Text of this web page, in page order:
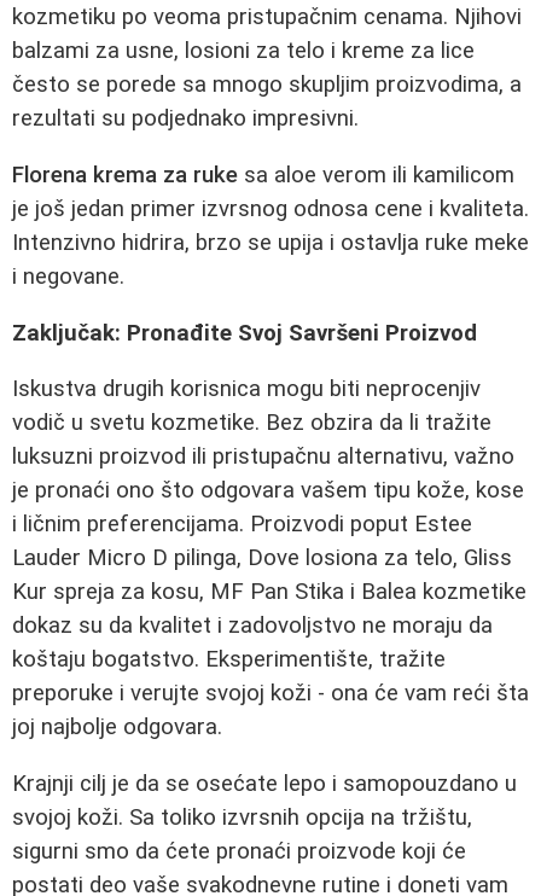
kozmetiku po veoma pristupačnim cenama. Njihovi
balzami za usne, losioni za telo i kreme za lice
često se porede sa mnogo skupljim proizvodima, a
rezultati su podjednako impresivni.
Florena krema za ruke sa aloe verom ili kamilicom
je još jedan primer izvrsnog odnosa cene i kvaliteta.
Intenzivno hidrira, brzo se upija i ostavlja ruke meke
i negovane.
Zaključak: Pronađite Svoj Savršeni Proizvod
Iskustva drugih korisnica mogu biti neprocenjiv
vodič u svetu kozmetike. Bez obzira da li tražite
luksuzni proizvod ili pristupačnu alternativu, važno
je pronaći ono što odgovara vašem tipu kože, kose
i ličnim preferencijama. Proizvodi poput Estee
Lauder Micro D pilinga, Dove losiona za telo, Gliss
Kur spreja za kosu, MF Pan Stika i Balea kozmetike
dokaz su da kvalitet i zadovoljstvo ne moraju da
koštaju bogatstvo. Eksperimentište, tražite
preporuke i verujte svojoj koži - ona će vam reći šta
joj najbolje odgovara.
Krajnji cilj je da se osećate lepo i samopouzdano u
svojoj koži. Sa toliko izvrsnih opcija na tržištu,
sigurni smo da ćete pronaći proizvode koji će
postati deo vaše svakodnevne rutine i doneti vam